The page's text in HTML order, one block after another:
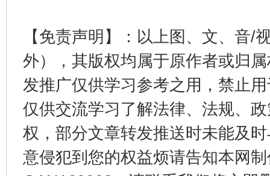
【免责声明】：以上图、文、音/
外），其版权均属于原作者或归
发推广仅供学习参考之用，禁止
仅供交流学习了解法律、法规、
权，部分文章转发推送时未能及
意侵犯到您的权益烦请告知本网
东山县通报“牛蛙产品抗生素超标问题” 法